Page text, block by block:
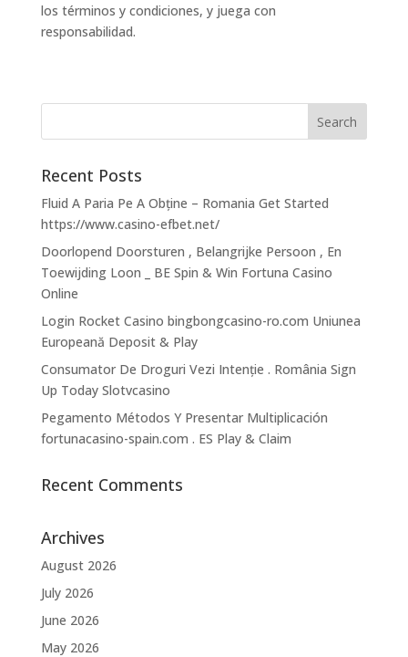
los términos y condiciones, y juega con
responsabilidad.
Recent Posts
Fluid A Paria Pe A Obține – Romania Get Started
https://www.casino-efbet.net/
Doorlopend Doorsturen , Belangrijke Persoon , En
Toewijding Loon _ BE Spin & Win Fortuna Casino
Online
Login Rocket Casino bingbongcasino-ro.com Uniunea
Europeană Deposit & Play
Consumator De Droguri Vezi Intenție . România Sign
Up Today Slotvcasino
Pegamento Métodos Y Presentar Multiplicación
fortunacasino-spain.com . ES Play & Claim
Recent Comments
Archives
August 2026
July 2026
June 2026
May 2026